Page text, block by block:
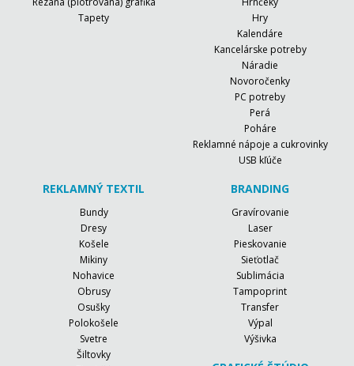
Tapety
Hry
Kalendáre
Kancelárske potreby
Náradie
Novoročenky
PC potreby
Perá
Poháre
Reklamné nápoje a cukrovinky
USB kľúče
REKLAMNÝ TEXTIL
Bundy
Dresy
Košele
Mikiny
Nohavice
Obrusy
Osušky
Polokošele
Svetre
Šiltovky
BRANDING
Gravírovanie
Laser
Pieskovanie
Sieťotlač
Sublimácia
Tampoprint
Transfer
Výpal
Výšivka